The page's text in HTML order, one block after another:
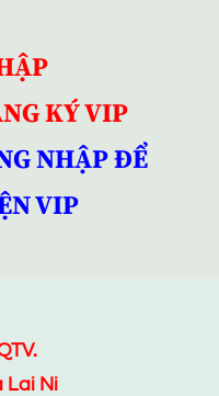
KÝ VIP
NHẬP ĐỂ
VIP
Lai Ni